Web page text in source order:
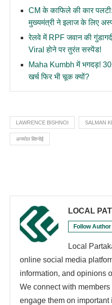
CM के काफिले की कार
मुख्यमंत्री ने इलाज के लिए
रेलवे में RPF जवान की
Viral होने पर तुरंत सस्पेंड!
Maha Kumbh में भगदड़! 30
खर्च फिर भी चूक क्यों?
LAWRENCE BISHNOI SALMAN
अनमोल बिश्नोई
LOCAL
Follow Author
Local
online social media
information, and opinions
We connect with
engage them on important